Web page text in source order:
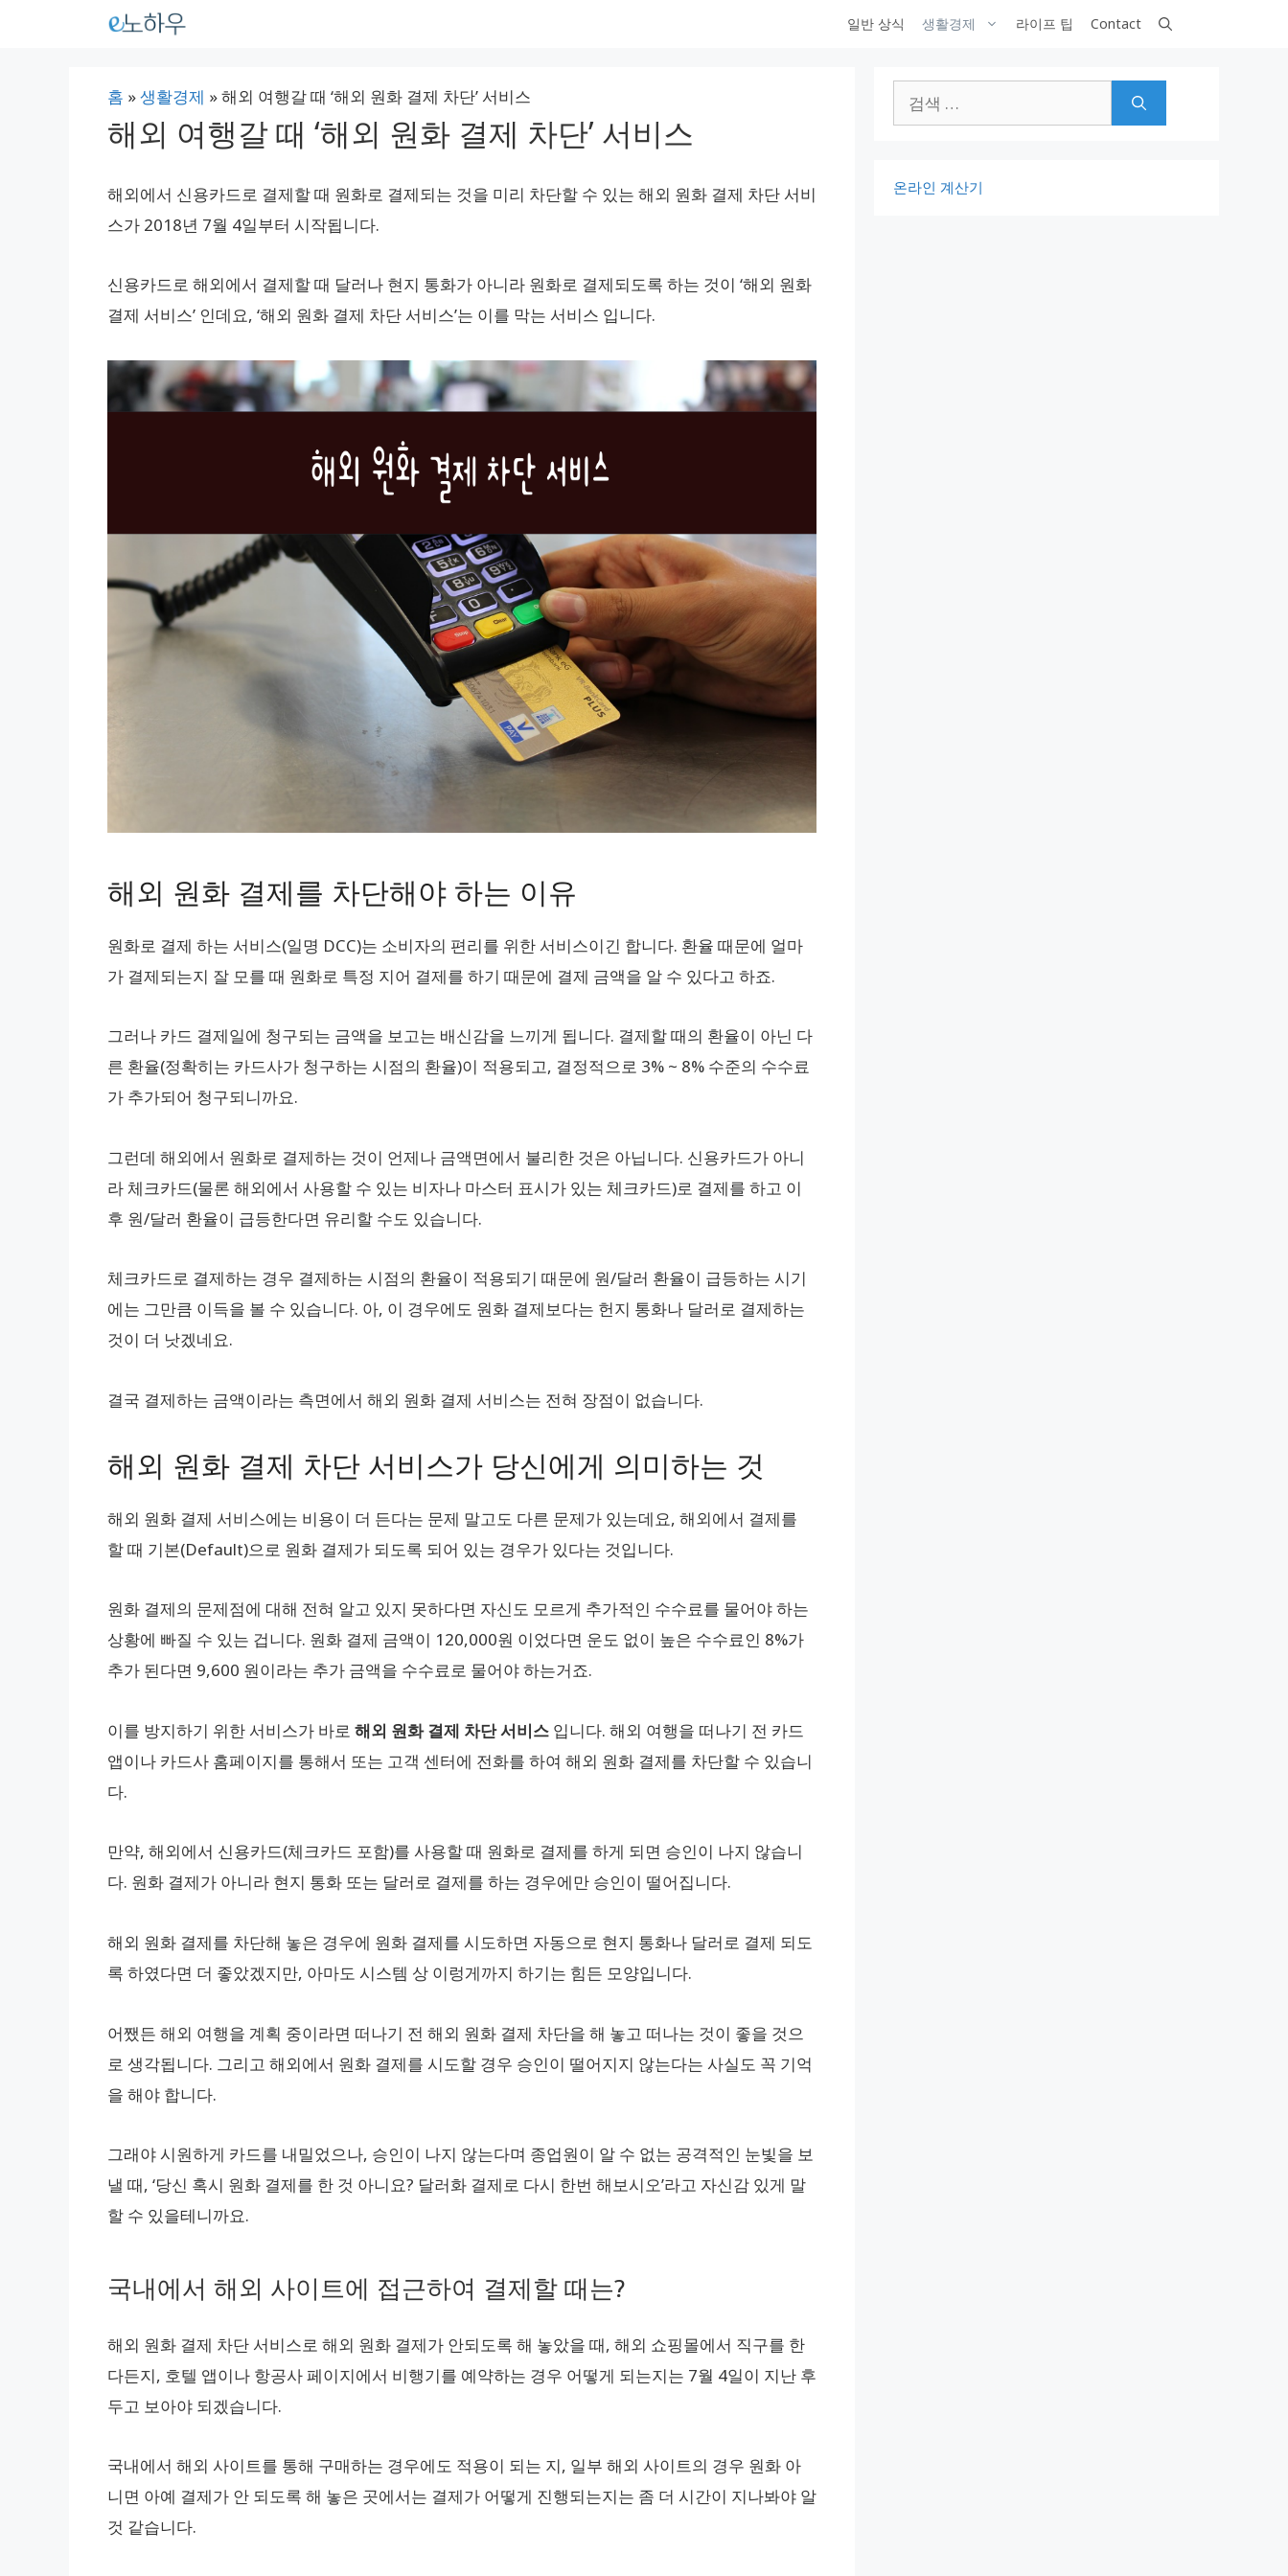
일반 상식 생활경제 라이프 팁 Contact
홈 »생활경제 »해외 여행갈 때 ‘해외 원화 결제 차단’ 서비스
해외 여행갈 때 ‘해외 원화 결제 차단’ 서비스
해외에서 신용카드로 결제할 때 원화로 결제되는 것을 미리 차단할 수 있는 해외 원화 결제 차단 서비
스가 2018년 7월 4일부터 시작됩니다.
신용카드로 해외에서 결제할 때 달러나 현지 통화가 아니라 원화로 결제되도록 하는 것이 ‘해외 원화
결제 서비스’ 인데요, ‘해외 원화 결제 차단 서비스’는 이를 막는 서비스 입니다.
해외 원화 결제를 차단해야 하는 이유
원화로 결제 하는 서비스(일명 DCC)는 소비자의 편리를 위한 서비스이긴 합니다. 환율 때문에 얼마
가 결제되는지 잘 모를 때 원화로 특정 지어 결제를 하기 때문에 결제 금액을 알 수 있다고 하죠.
그러나 카드 결제일에 청구되는 금액을 보고는 배신감을 느끼게 됩니다. 결제할 때의 환율이 아닌 다
른 환율(정확히는 카드사가 청구하는 시점의 환율)이 적용되고, 결정적으로 3% ~ 8% 수준의 수수료
가 추가되어 청구되니까요.
그런데 해외에서 원화로 결제하는 것이 언제나 금액면에서 불리한 것은 아닙니다. 신용카드가 아니
라 체크카드(물론 해외에서 사용할 수 있는 비자나 마스터 표시가 있는 체크카드)로 결제를 하고 이
후 원/달러 환율이 급등한다면 유리할 수도 있습니다.
체크카드로 결제하는 경우 결제하는 시점의 환율이 적용되기 때문에 원/달러 환율이 급등하는 시기
에는 그만큼 이득을 볼 수 있습니다. 아, 이 경우에도 원화 결제보다는 헌지 통화나 달러로 결제하는
것이 더 낫겠네요.
결국 결제하는 금액이라는 측면에서 해외 원화 결제 서비스는 전혀 장점이 없습니다.
해외 원화 결제 차단 서비스가 당신에게 의미하는 것
해외 원화 결제 서비스에는 비용이 더 든다는 문제 말고도 다른 문제가 있는데요, 해외에서 결제를
할 때 기본(Default)으로 원화 결제가 되도록 되어 있는 경우가 있다는 것입니다.
원화 결제의 문제점에 대해 전혀 알고 있지 못하다면 자신도 모르게 추가적인 수수료를 물어야 하는
상황에 빠질 수 있는 겁니다. 원화 결제 금액이 120,000원 이었다면 운도 없이 높은 수수료인 8%가
추가 된다면 9,600 원이라는 추가 금액을 수수료로 물어야 하는거죠.
이를 방지하기 위한 서비스가 바로 해외 원화 결제 차단 서비스 입니다. 해외 여행을 떠나기 전 카드
앱이나 카드사 홈페이지를 통해서 또는 고객 센터에 전화를 하여 해외 원화 결제를 차단할 수 있습니
다.
만약, 해외에서 신용카드(체크카드 포함)를 사용할 때 원화로 결제를 하게 되면 승인이 나지 않습니
다. 원화 결제가 아니라 현지 통화 또는 달러로 결제를 하는 경우에만 승인이 떨어집니다.
해외 원화 결제를 차단해 놓은 경우에 원화 결제를 시도하면 자동으로 현지 통화나 달러로 결제 되도
록 하였다면 더 좋았겠지만, 아마도 시스템 상 이렁게까지 하기는 힘든 모양입니다.
어쨌든 해외 여행을 계획 중이라면 떠나기 전 해외 원화 결제 차단을 해 놓고 떠나는 것이 좋을 것으
로 생각됩니다. 그리고 해외에서 원화 결제를 시도할 경우 승인이 떨어지지 않는다는 사실도 꼭 기억
을 해야 합니다.
그래야 시원하게 카드를 내밀었으나, 승인이 나지 않는다며 종업원이 알 수 없는 공격적인 눈빛을 보
낼 때, ‘당신 혹시 원화 결제를 한 것 아니요? 달러화 결제로 다시 한번 해보시오’라고 자신감 있게 말
할 수 있을테니까요.
국내에서 해외 사이트에 접근하여 결제할 때는?
해외 원화 결제 차단 서비스로 해외 원화 결제가 안되도록 해 놓았을 때, 해외 쇼핑몰에서 직구를 한
다든지, 호텔 앱이나 항공사 페이지에서 비행기를 예약하는 경우 어떻게 되는지는 7월 4일이 지난 후
두고 보아야 되겠습니다.
국내에서 해외 사이트를 통해 구매하는 경우에도 적용이 되는 지, 일부 해외 사이트의 경우 원화 아
니면 아예 결제가 안 되도록 해 놓은 곳에서는 결제가 어떻게 진행되는지는 좀 더 시간이 지나봐야 알
것 같습니다.
색:
온라인 계산기